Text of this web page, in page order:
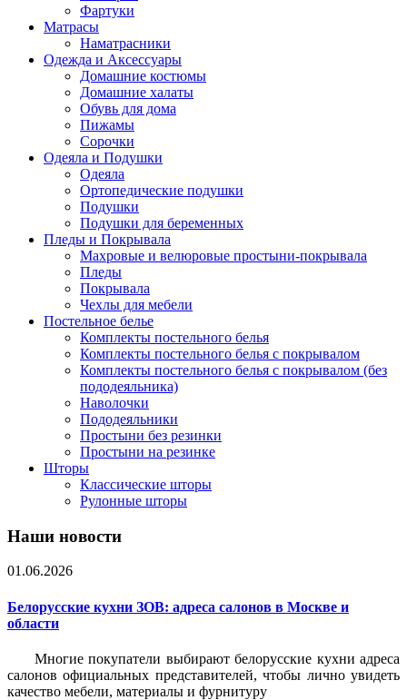
Фартуки
Матрасы
Наматрасники
Одежда и Аксессуары
Домашние костюмы
Домашние халаты
Обувь для дома
Пижамы
Сорочки
Одеяла и Подушки
Одеяла
Ортопедические подушки
Подушки
Подушки для беременных
Пледы и Покрывала
Махровые и велюровые простыни-покрывала
Пледы
Покрывала
Чехлы для мебели
Постельное белье
Комплекты постельного белья
Комплекты постельного белья с покрывалом
Комплекты постельного белья с покрывалом (без
пододеяльника)
Наволочки
Пододеяльники
Простыни без резинки
Простыни на резинке
Шторы
Классические шторы
Рулонные шторы
Наши новости
01.06.2026
Белорусские кухни ЗОВ: адреса салонов в Москве и
области
Многие покупатели выбирают белорусские кухни адреса
салонов официальных представителей, чтобы лично увидеть
качество мебели, материалы и фурнитуру